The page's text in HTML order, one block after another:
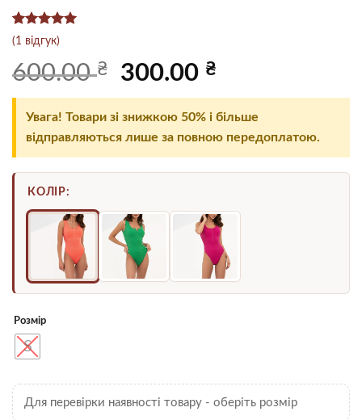
Рейтинг
з 5 на
основі
опитування
1
(1 відгук)
600.00₴
Оригінальна
600.00 ₴.
300.00 ₴
300.00 ₴.
Увага! Товари зі знижкою 50% і більше
відправляються лише за повною передоплатою.
КОЛІР:
Розмір
S
Для перевірки наявності товару - оберіть розмір